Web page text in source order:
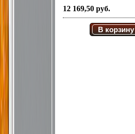
12 169,50 руб.
В корзину